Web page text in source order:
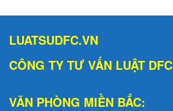
LUATSUDFC.VN
CÔNG TY TƯ VẤN LUẬT DFC
VĂN PHÒNG MIỀN BẮC: